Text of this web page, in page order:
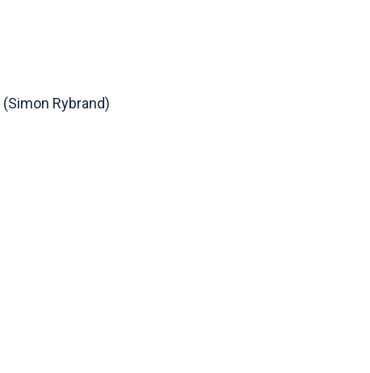
(Simon Rybrand)